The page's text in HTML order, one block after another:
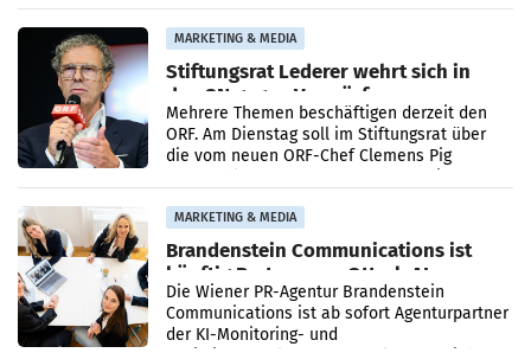
Ergebnis gegenüber Juli 2025 mehr als
verdoppelte (+102
MARKETING & MEDIA
Stiftungsrat Lederer wehrt sich in
den SN gegen Vorwürfe
Mehrere Themen beschäftigen derzeit den
ORF. Am Dienstag soll im Stiftungsrat über
die vom neuen ORF-Chef Clemens Pig
MARKETING & MEDIA
Brandenstein Communications ist
künftig Partner von OtterlyAI
Die Wiener PR-Agentur Brandenstein
Communications ist ab sofort Agenturpartner
der KI-Monitoring- und